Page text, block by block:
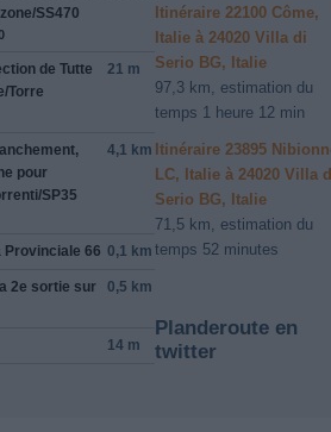
/SS470
de Tutte
/Torre
21 m
pour
/SP35
4,1 km
Provinciale 66 0,1 km
2e sortie sur
0,5 km
14 m
Itinéraire 22100 Côme,
Italie à 24020 Villa di
Serio BG, Italie
97,3 km, estimation du
temps 1 heure 12 min
Itinéraire 23895
LC, Italie à 24020 Villa
Serio BG, Italie
71,5 km, estimation du
temps 52 minutes
Planderoute en
twitter